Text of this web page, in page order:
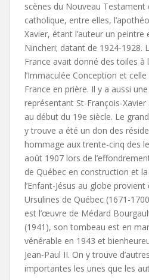
scènes du Nouveau
catholique, entre elles,
Xavier, étant l’auteur un peintre
Nincheri; datant de 1924-1928.
France avait donné des toiles à
l’Immaculée Conception et
France en prière. Il y a aussi
représentant St-François-
au début du 19e siècle. Le
y trouve a été un don des
hommage aux trente-cinq des
août 1907 lors de
de Québec en construction et
l’Enfant-Jésus au globe
Ursulines de Québec (1671-
est l’œuvre de Médard
(1941), son tombeau est en
vénérable en 1943 et
Jean-Paul II. On y trouve
importantes les unes que les